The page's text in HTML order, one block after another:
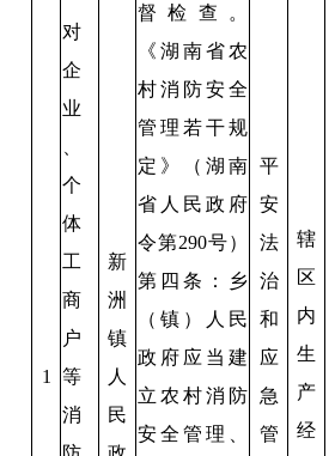
1
对
企
业
个
体
工
商
户
等
消
新
洲
镇
人
民
督检查。
《湖南省农
村消防安全
管理若干规
定》（湖南
省人民政府
令第290号）
第四条：乡
（镇）人民
政府应当建
立农村消防
安全管理、
平
安
法
治
和
应
急
管
辖
区
内
生
产
经